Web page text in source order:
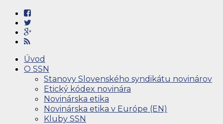
Úvod
O SSN
Stanovy Slovenského syndikátu novinárov
Etický kódex novinára
Novinárska etika
Novinárska etika v Európe (EN)
Kluby SSN